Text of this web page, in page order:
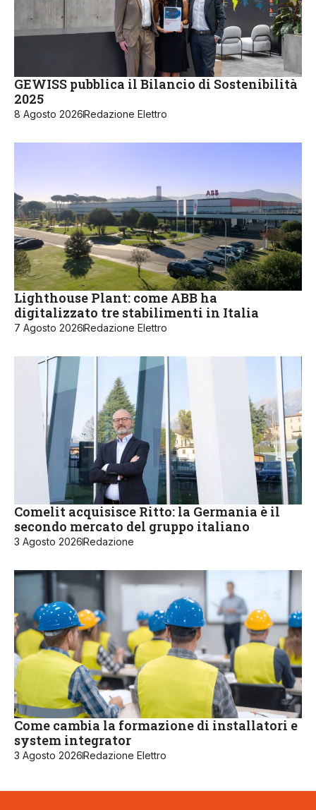
GEWISS pubblica il Bilancio di Sostenibilità
2025
8 Agosto 2026Redazione Elettro
Lighthouse Plant: come ABB ha
digitalizzato tre stabilimenti in Italia
7 Agosto 2026Redazione Elettro
Comelit acquisisce Ritto: la Germania è il
secondo mercato del gruppo italiano
3 Agosto 2026Redazione
Come cambia la formazione di installatori e
system integrator
3 Agosto 2026Redazione Elettro